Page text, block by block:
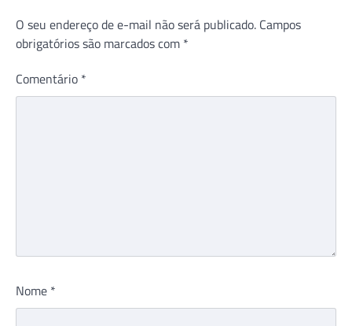
O seu endereço de e-mail não será publicado. Campos
obrigatórios são marcados com *
Comentário *
Nome *